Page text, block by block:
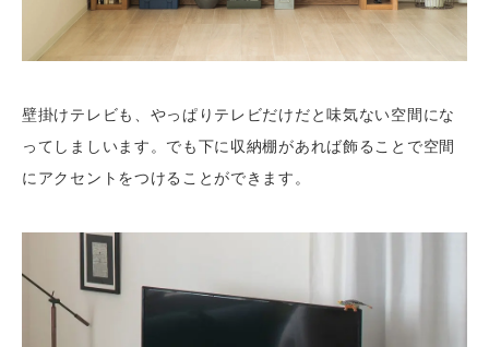
壁掛けテレビも、やっぱりテレビだけだと味気ない空間にな
ってしましいます。でも下に収納棚があれば飾ることで空間
にアクセントをつけることができます。